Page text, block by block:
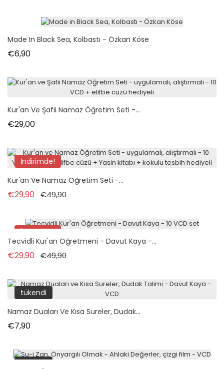
Made In Black Sea, Kolbastı - Özkan Köse
€6,90Fiyat
Kur'an Ve Şafii Namaz Öğretim Seti -...
€29,00Fiyat
İndirimde!
Kur'an Ve Namaz Öğretim Seti -...
€29,90 Normal fiyat
€49,90Fiyat
İndirimde!
Tecvidli Kur'an Öğretmeni - Davut Kaya -...
€29,90 Normal fiyat
€49,90Fiyat
tükendi
Namaz Duaları Ve Kısa Sureler, Dudak...
€7,90Fiyat
tükendi